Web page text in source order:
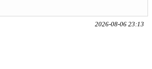
2026-08-06 23:13